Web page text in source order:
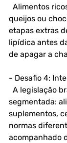
queijos ou
etapas extras
lipídica antes
de apagar a
- Desafio 4:
segmentada:
suplementos,
normas
acompanhado